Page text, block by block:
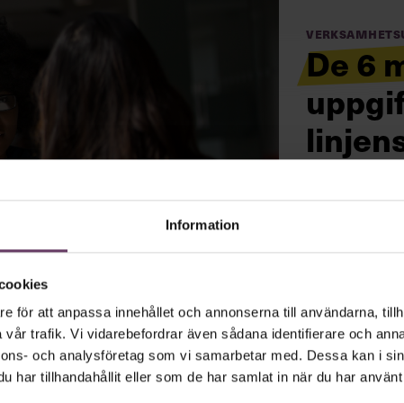
Information
för att anpassa innehållet och annonserna till användarna,
trafik. Vi vidarebefordrar även sådana identifierare och
och analysföretag som vi samarbetar med. Dessa kan i
har tillhandahållit eller som de har samlat in när du har
De 6
Det tar i
första